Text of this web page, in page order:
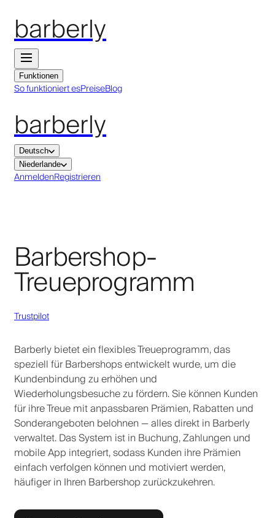
barberly
Funktionen
So funktioniert esPreiseBlog
barberly
Deutsch
Niederlande
AnmeldenRegistrieren
Barbershop-
Treueprogramm
Trustpilot
Barberly bietet ein flexibles Treueprogramm, das
speziell für Barbershops entwickelt wurde, um die
Kundenbindung zu erhöhen und
Wiederholungsbesuche zu fördern. Sie können Kunden
für ihre Treue mit anpassbaren Prämien, Rabatten und
Sonderangeboten belohnen — alles direkt in Barberly
verwaltet. Das System ist in Buchung, Zahlungen und
mobile App integriert, sodass Kunden ihre Prämien
einfach verfolgen können und motiviert werden,
häufiger in Ihren Barbershop zurückzukehren.